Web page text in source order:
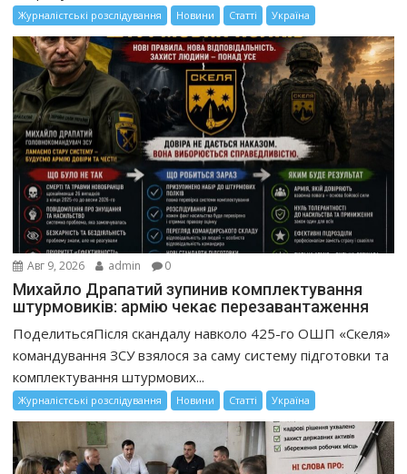
Журналістські розслідування Новини Статті Україна
Авг 9, 2026 admin 0
Михайло Драпатий зупинив комплектування
штурмовиків: армію чекає перезавантаження
ПоделитьсяПісля скандалу навколо 425-го ОШП «Скеля»
командування ЗСУ взялося за саму систему підготовки та
комплектування штурмових...
Журналістські розслідування Новини Статті Україна